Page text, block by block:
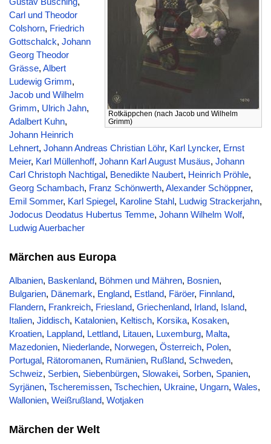
Rotkäppchen (nach Jacob und Wilhelm
Grimm)
Gustav Büsching,
Carl und Theodor
Colshorn, Friedrich
Gottschalck, Johann
Georg Theodor
Grässe, Albert
Ludewig Grimm,
Jacob und Wilhelm
Grimm, Ulrich Jahn,
Adalbert Kuhn,
Johann Heinrich
Lehnert, Johann Andreas Christian Löhr, Karl Lyncker, Ernst
Meier, Karl Müllenhoff, Johann Karl August Musäus, Johann
Carl Christoph Nachtigal, Benedikte Naubert, Heinrich Pröhle,
Georg Schambach, Franz Schönwerth, Alexander Schöppner,
Emil Sommer, Karl Spiegel , Karoline Stahl , Ludwig Strackerjahn,
Jodocus Deodatus Hubertus Temme, Johann Wilhelm Wolf,
Ludwig Auerbacher
Märchen aus Europa
Albanien, Baskenland, Böhmen und Mähren, Bosnien,
Bulgarien, Dänemark, England, Estland, Färöer, Finnland,
Flandern, Frankreich, Friesland, Griechenland, Irland, Island,
Italien, Jiddisch, Katalonien, Keltisch, Korsika, Kosaken,
Kroatien, Lappland, Lettland, Litauen, Luxemburg, Malta,
Mazedonien, Niederlande, Norwegen, Österreich, Polen,
Portugal, Rätoromanen, Rumänien, Rußland, Schweden,
Schweiz, Serbien, Siebenbürgen, Slowakei, Sorben, Spanien,
Syrjänen, Tscheremissen, Tschechien, Ukraine, Ungarn, Wales,
Wallonien, Weißrußland, Wotjaken
Märchen der Welt